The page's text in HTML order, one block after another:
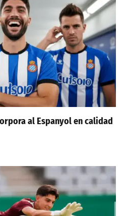
al Espanyol en calidad